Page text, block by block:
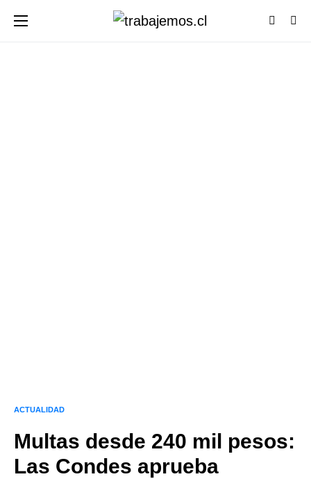
ACTUALIDAD
Multas desde 240 mil pesos:
Las Condes aprueba